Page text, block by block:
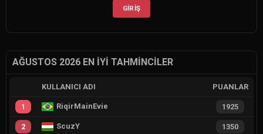
GIRIŞ
AĞUSTOS 2026 EN İYI TAHMINCILER
KULLANICI ADI PUANLAR
1 RiqirMainEvie 1925
2 ScuzY 1350